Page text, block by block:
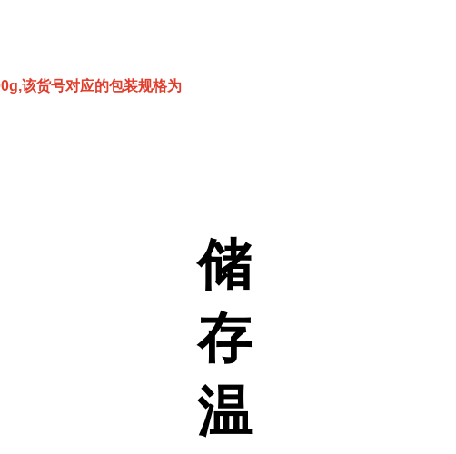
该货号对应的包装规格为
储
存
温